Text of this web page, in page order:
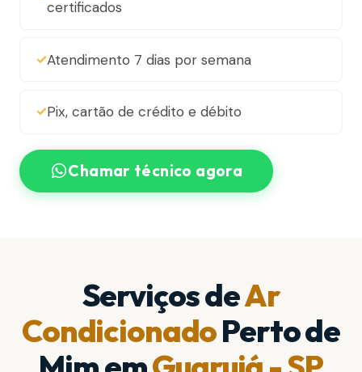
certificados
Atendimento 7 dias por semana
Pix, cartão de crédito e débito
Chamar técnico agora
Serviços deAr
CondicionadoPerto de